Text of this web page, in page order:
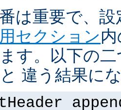
は重要で、
セクション
す。以下の
違う結果に